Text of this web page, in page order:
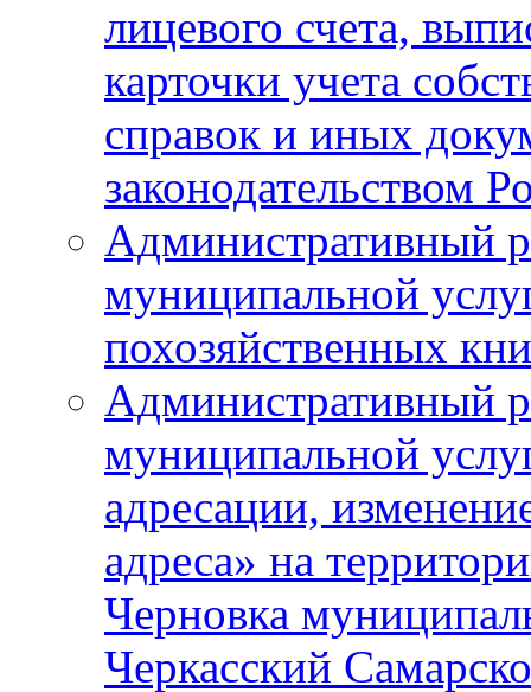
лицевого счета,
карточки учета
справок и иных
законодательством
Административный
муниципальной
похозяйственных
Административный
муниципальной
адресации,
адреса» на
Черновка
Черкасский